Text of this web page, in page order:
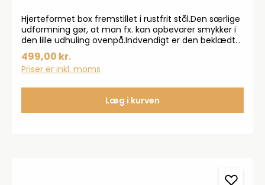
Hjerteformet box fremstillet i rustfrit stål.Den særlige
udformning gør, at man fx. kan opbevarer smykker i
den lille udhuling ovenpå.Indvendigt er den beklædt
med et beskyttende lag silikone.Den perfekte gave
idé til bl.a. mors dag.Den tåler ikke at komme i
opvaskemaskinen og bør ikke bruges til opbevaring af
499,00 kr.
Priser er inkl. moms
Læg i kurven